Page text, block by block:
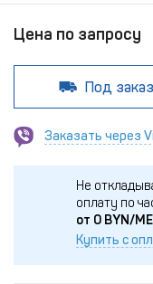
Цена по запросу
Под заказ
Заказать через
Не
оплату по
от 0 BYN/
Купить с